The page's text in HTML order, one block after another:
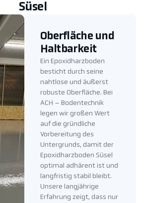
Süsel
Oberfläche und
Haltbarkeit
Ein Epoxidharzboden
besticht durch seine
nahtlose und äußerst
robuste Oberfläche. Bei
ACH – Bodentechnik
legen wir großen Wert
auf die gründliche
Vorbereitung des
Untergrunds, damit der
Epoxidharzboden Süsel
optimal adhärent ist und
langfristig stabil bleibt.
Unsere langjährige
Erfahrung zeigt, dass nur